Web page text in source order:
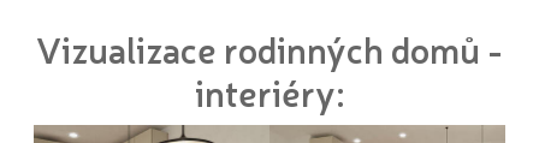
Vizualizace rodinných domů -
interiéry: